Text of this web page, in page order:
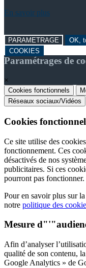
En savoir plus
PARAMETRAGE OK,
COOKIES
Paramétrages de
×
Cookies fonctionnels
Réseaux sociaux/Vidéos
Cookies
Ce site utilise des
fonctionnement. Ces
désactivés de nos
publicitaires. Si ces
pourront pas fonctionner.
Pour en savoir plus sur
notre politique des
Mesure
Afin d’analyser
qualité de son contenu,
Google Analytics » de